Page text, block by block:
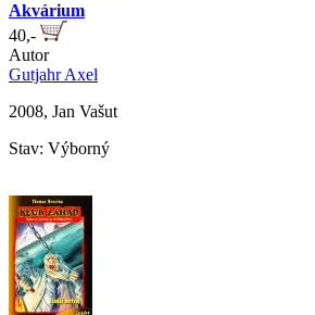
Akvárium
40,-
Autor
Gutjahr Axel
2008, Jan Vašut
Stav: Výborný